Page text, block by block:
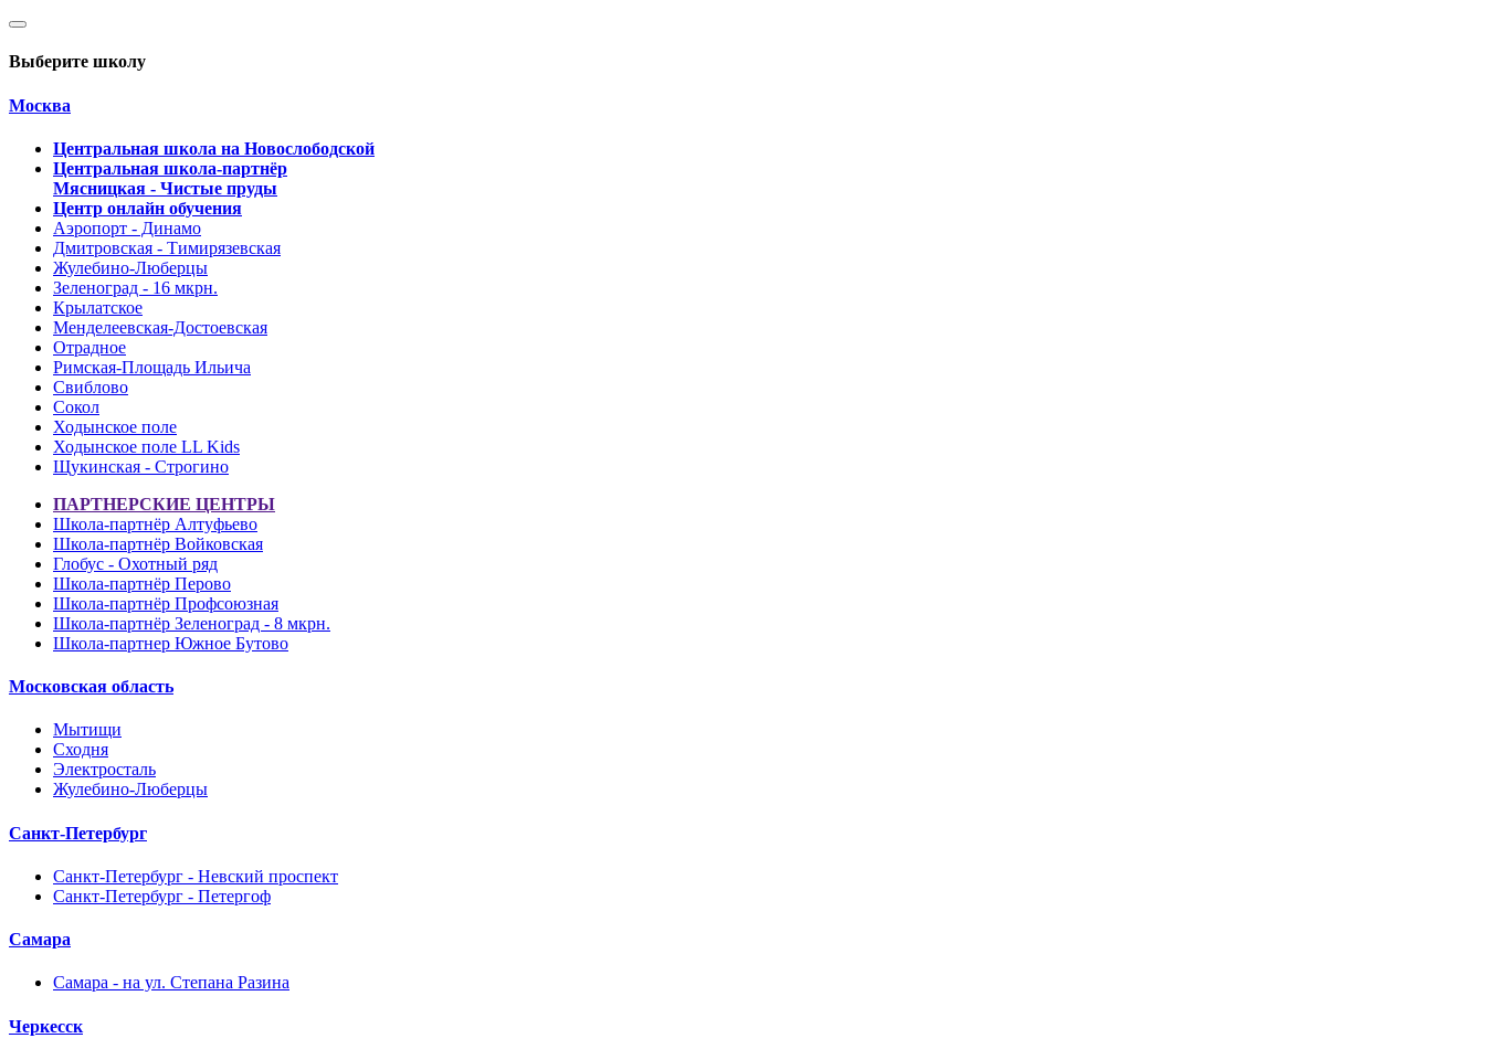
Выберите школу
Москва
Центральная школа на Новослободской
Центральная школа-партнёр
Мясницкая - Чистые пруды
Центр онлайн обучения
Аэропорт - Динамо
Дмитровская - Тимирязевская
Жулебино-Люберцы
Зеленоград - 16 мкрн.
Крылатское
Менделеевская-Достоевская
Отрадное
Римская-Площадь Ильича
Свиблово
Сокол
Ходынское поле
Ходынское поле LL Kids
Щукинская - Строгино
ПАРТНЕРСКИЕ ЦЕНТРЫ
Школа-партнёр Алтуфьево
Школа-партнёр Войковская
Глобус - Охотный ряд
Школа-партнёр Перово
Школа-партнёр Профсоюзная
Школа-партнёр Зеленоград - 8 мкрн.
Школа-партнер Южное Бутово
Московская область
Мытищи
Сходня
Электросталь
Жулебино-Люберцы
Санкт-Петербург
Санкт-Петербург - Невский проспект
Санкт-Петербург - Петергоф
Самара
Самара - на ул. Степана Разина
Черкесск